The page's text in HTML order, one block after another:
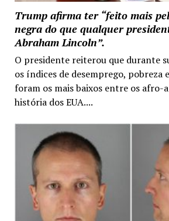
Trump afirma ter “feito mais
negra do que qualquer
Abraham Lincoln”.
O presidente reiterou que durante
os índices de desemprego, pobreza
foram os mais baixos entre os afro-
história dos EUA....